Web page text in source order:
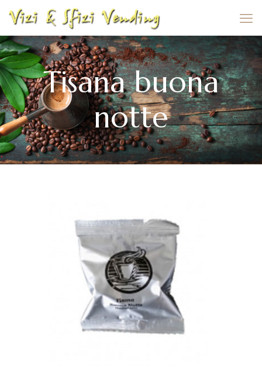
Tisana buona
notte